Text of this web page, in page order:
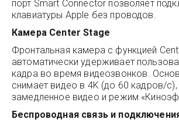
порт Smart Connector позволяет
клавиатуры Apple без проводов.
Камера Center Stage
Фронтальная камера с функцией
автоматически удерживает
кадра во время видеозвонков.
снимает видео в 4K (до 60 кадров/
замедленное видео и режим
Беспроводная связь и